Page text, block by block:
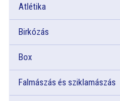
Atlétika
Birkózás
Box
Falmászás és sziklamászás